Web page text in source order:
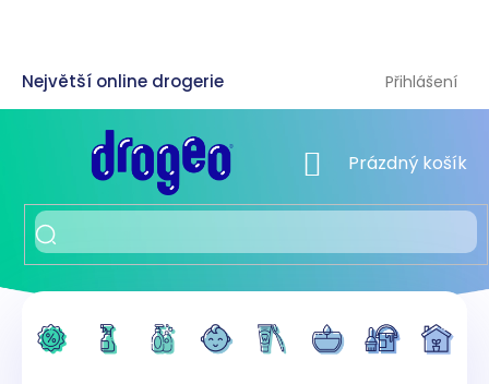
Přihlášení
NÁKUPNÍ KOŠÍK
Prázdný košík